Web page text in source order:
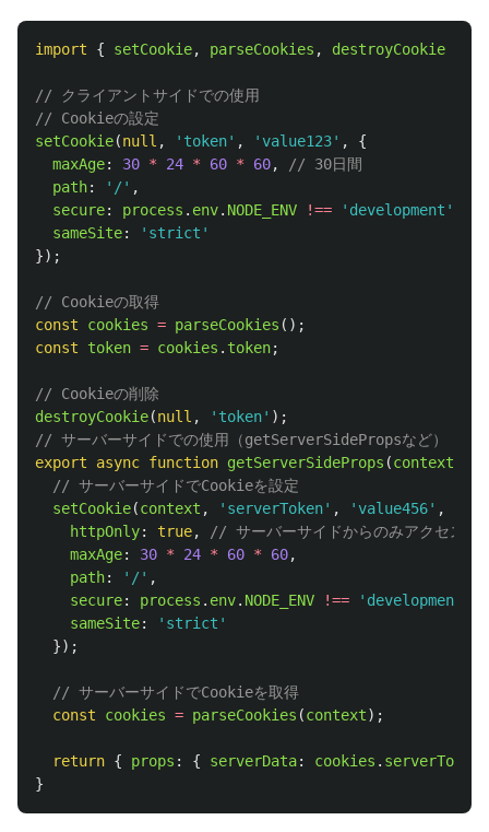
import { setCookie, parseCookies , destroyCookie
// クライアントサイドでの使用
// Cookieの設定
setCookie(null , ' token' , ' value123' ,
{
maxAge: 30 * 24 * 60 * 60,
// 30日間
path: ' /' ,
secure: process . env. NODE_ENV !== ' development '
sameSite: ' strict '
});
// Cookieの取得
const
cookies = parseCookies ();
const
token = cookies . token;
// Cookieの削除
destroyCookie(null , ' token' );
// サーバーサイドでの使用（getServerSidePropsなど）
export
async function getServerSideProps (context
// サーバーサイドでCookieを設定
setCookie(context , ' serverToken' , ' value456' ,
httpOnly: true,
// サーバーサイドからのみアクセス可
maxAge: 30 * 24 * 60 * 60,
path: ' /' ,
secure: process . env. NODE_ENV !== ' development
sameSite: ' strict '
});
// サーバーサイドでCookieを取得
const
cookies = parseCookies (context);
return { props : { serverData: cookies . serverToken
}